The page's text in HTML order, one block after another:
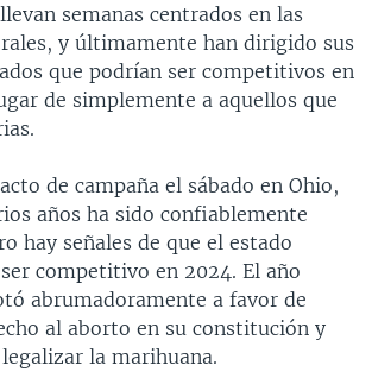
semanas centrados en las
y últimamente han dirigido sus
que podrían ser competitivos en
de simplemente a aquellos que
de campaña el sábado en Ohio,
años ha sido confiablemente
hay señales de que el estado
competitivo en 2024. El año
abrumadoramente a favor de
al aborto en su constitución y
la marihuana.